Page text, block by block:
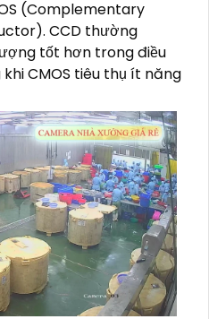
(Complementary
CCD thường
tốt hơn trong điều
CMOS tiêu thụ ít năng